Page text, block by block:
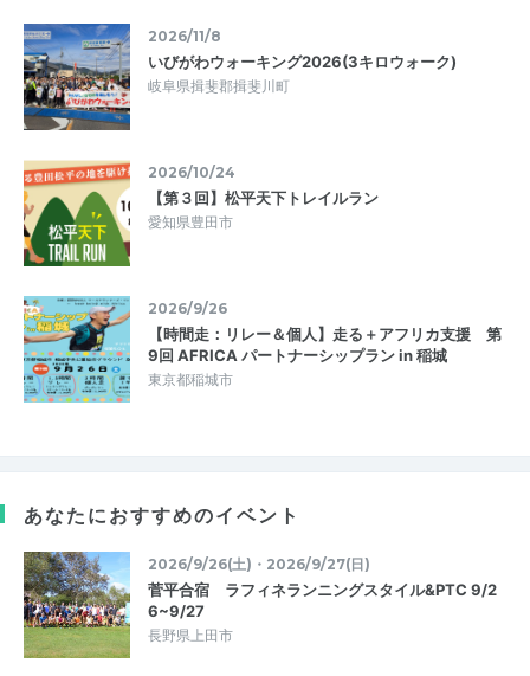
2026/11/8
いびがわウォーキング2026(3キロウォーク)
岐阜県揖斐郡揖斐川町
2026/10/24
【第３回】松平天下トレイルラン
愛知県豊田市
2026/9/26
【時間走：リレー＆個人】走る＋アフリカ支援 第
9回 AFRICA パートナーシップラン in 稲城
東京都稲城市
あなたにおすすめのイベント
2026/9/26(土)・2026/9/27(日)
菅平合宿 ラフィネランニングスタイル&PTC 9/2
6~9/27
長野県上田市